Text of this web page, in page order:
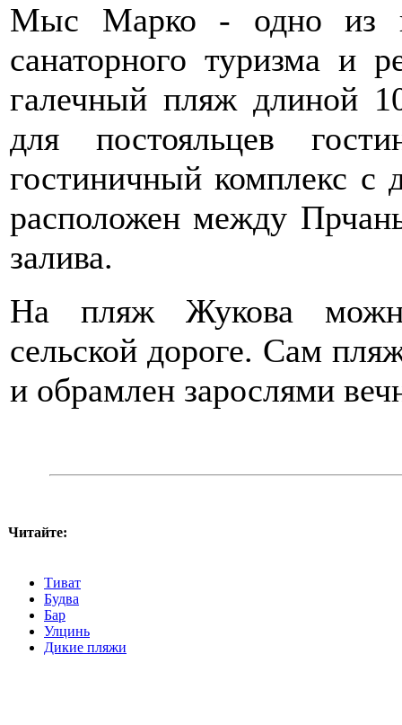
Мыс Марко - одно из
санаторного туризма и
галечный пляж длиной
для постояльцев
гостиничный комплекс
расположен между
залива.
На пляж Жукова
сельской дороге. Сам
и обрамлен зарослями
Читайте:
Тиват
Будва
Бар
Улцинь
Дикие пляжи